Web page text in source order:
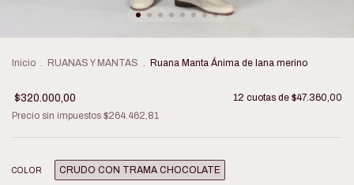
Inicio . RUANAS Y MANTAS . Ruana Manta Ánima de lana merino
$320.000,00 12 cuotas de $47.360,00
Precio sin impuestos $264.462,81
COLOR CRUDO CON TRAMA CHOCOLATE